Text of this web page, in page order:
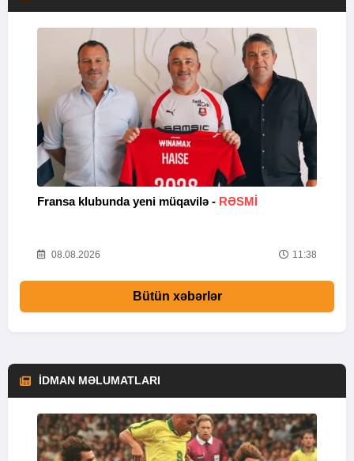
Fransa klubunda yeni müqavilə - RƏSMİ
08.08.2026 11:38
Bütün xəbərlər
İDMAN MƏLUMATLARI